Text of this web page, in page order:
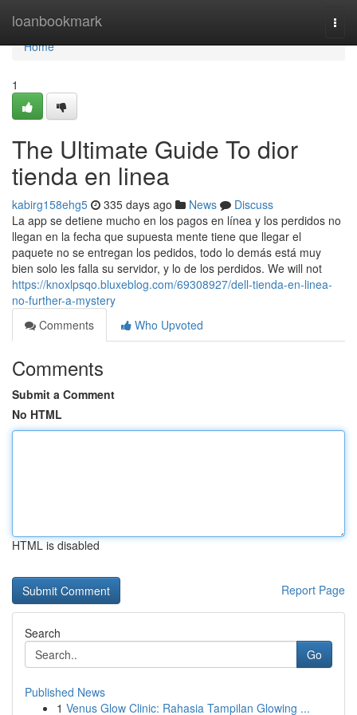
loanbookmark
Home
Home
1
The Ultimate Guide To dior
tienda en linea
kabirg158ehg5 335 days ago News
Discuss
La app se detiene mucho en los pagos en línea y los perdidos no
llegan en la fecha que supuesta mente tiene que llegar el
paquete no se entregan los pedidos, todo lo demás está muy
bien solo les falla su servidor, y lo de los perdidos. We will not
https://knoxlpsqo.bluxeblog.com/69308927/dell-tienda-en-linea-
no-further-a-mystery
Comments
Who Upvoted
Comments
Submit a Comment
No HTML
HTML is disabled
Report Page
Search
Go
Published News
1 Venus Glow Clinic: Rahasia Tampilan Glowing ...